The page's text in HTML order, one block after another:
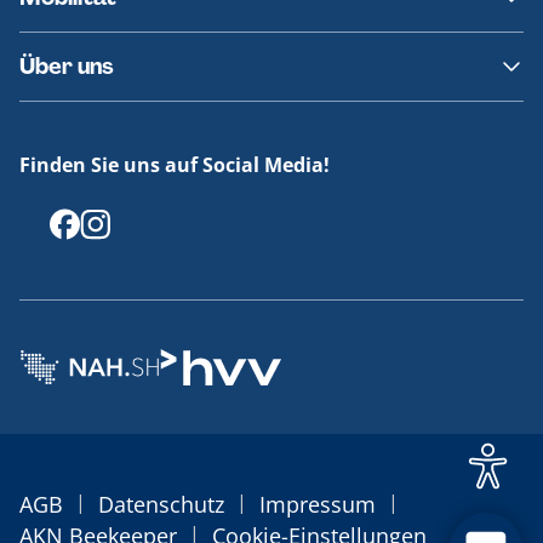
Fundsachen
Häufige Fragen
Barrierefreies Reisen
Erklärung Barrierefreiheit
Über uns
Offenlegungen
Finden Sie uns auf Social Media!
AGB | Datenschutz | Impressum |
AKN Beekeeper | Cookie-Einstellungen